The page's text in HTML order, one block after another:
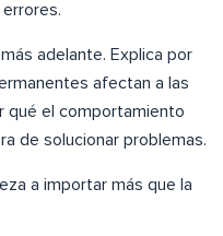
adelante. Explica por
afectan a las
qué el comportamiento
de solucionar problemas.
a importar más que la